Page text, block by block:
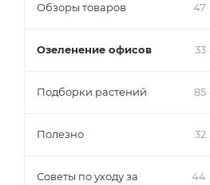
Обзоры товаров 47
Озеленение офисов 33
Подборки растений 85
Полезно 32
Советы по уходу за
44